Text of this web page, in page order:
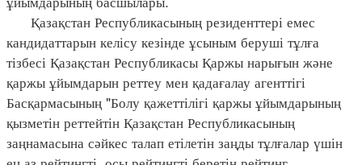
Қазақстан Республикасының резиденттері емес
кандидаттарын келісу кезінде ұсыным беруші тұлға
тізбесі Қазақстан Республикасы Қаржы нарығын және
қаржы ұйымдарын реттеу мен қадағалау агенттігі
Басқармасының "Болу қажеттілігі қаржы ұйымдарының
қызметін реттейтін Қазақстан Республикасының
заңнамасына сәйкес талап етілетін заңды тұлғалар үшін